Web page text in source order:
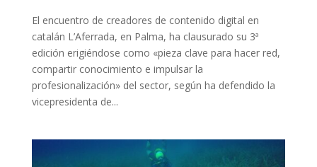
El encuentro de creadores de contenido digital en
catalán L’Aferrada, en Palma, ha clausurado su 3ª
edición erigiéndose como «pieza clave para hacer red,
compartir conocimiento e impulsar la
profesionalización» del sector, según ha defendido la
vicepresidenta de...